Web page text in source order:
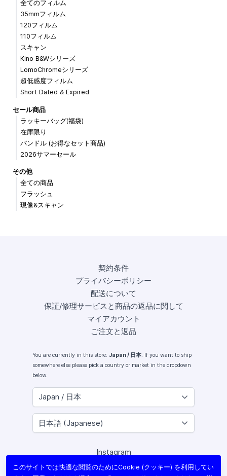
全てのフィルム
35mmフィルム
120フィルム
110フィルム
スキャン
Kino B&Wシリーズ
LomoChromeシリーズ
超低感度フィルム
Short Dated & Expired
セール商品
ラッキーバッグ(福袋)
在庫限り
バンドル (お得なセット商品)
2026サマーセール
その他
全ての商品
フラッシュ
現像&スキャン
契約条件
プライバシーポリシー
配送について
保証/修理サービスと商品の返品に関して
マイアカウント
ご注文と返品
You are currently in this store: Japan / 日本. If you want to ship
somewhere else please pick a country or market in the dropdown
below.
Instagram
Facebook
このサイトでは快適な閲覧のためにCookie (クッキー) を利用してい